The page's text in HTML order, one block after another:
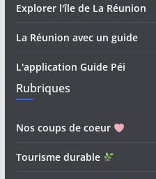
Explorer l'île de La Réunion
La Réunion avec un guide
L'application Guide Péi
Rubriques
Nos coups de coeur
Tourisme durable